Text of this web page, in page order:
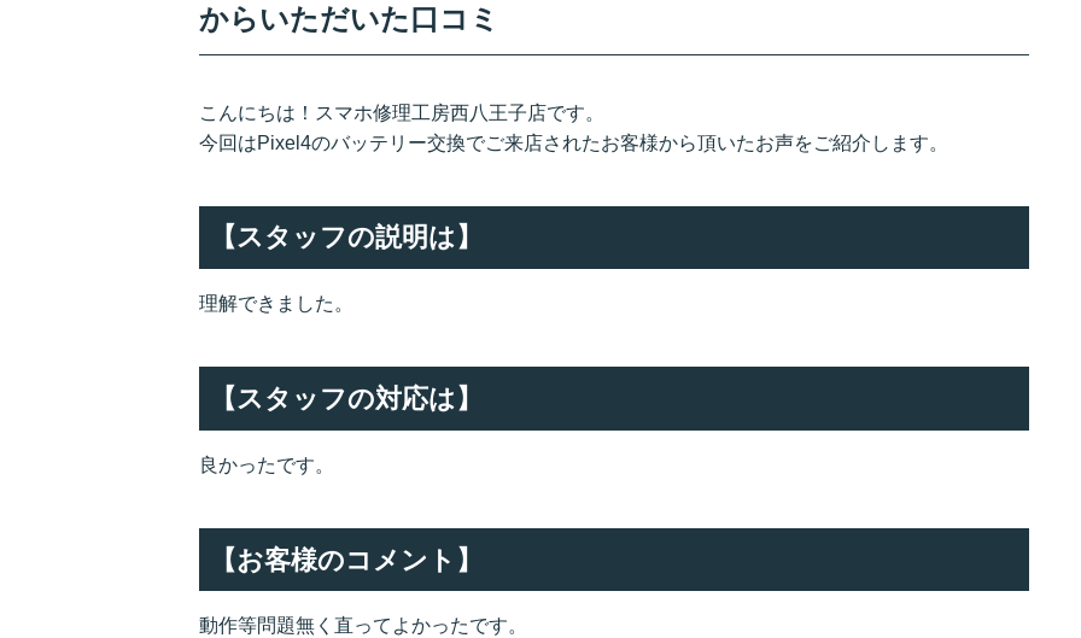
からいただいた口コミ
こんにちは！スマホ修理工房西八王子店です。
今回はPixel4のバッテリー交換でご来店されたお客様から頂いたお声をご紹介します。
【スタッフの説明は】
理解できました。
【スタッフの対応は】
良かったです。
【お客様のコメント】
動作等問題無く直ってよかったです。